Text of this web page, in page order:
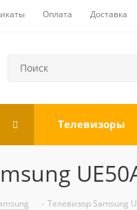
Оплата Доставка
Телевизоры
- Телевизор Samsung